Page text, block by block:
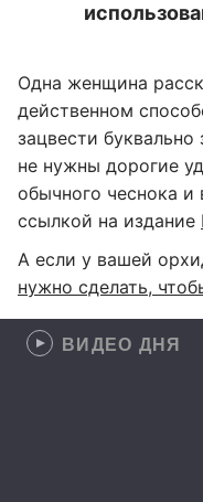
Одна женщина
действенном
зацвести буквально
не нужны дорогие
обычного чеснока и
ссылкой на издание
А если у вашей
нужно сделать,
ВИДЕО ДНЯ